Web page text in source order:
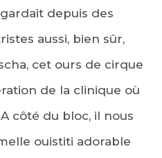
depuis des
aussi, bien sûr,
cet ours de cirque
de la clinique où
côté du bloc, il nous
ouistiti adorable